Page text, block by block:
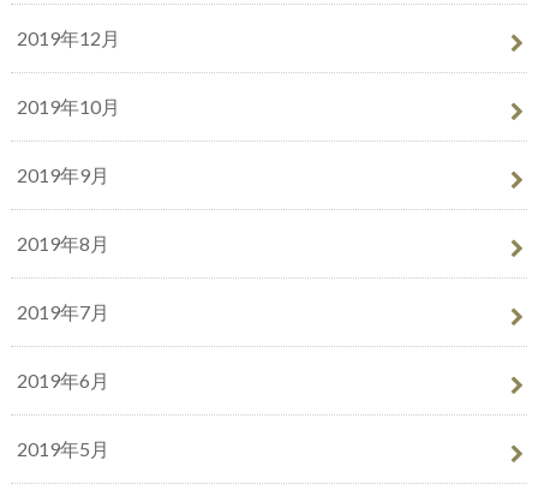
2019年12月
2019年10月
2019年9月
2019年8月
2019年7月
2019年6月
2019年5月